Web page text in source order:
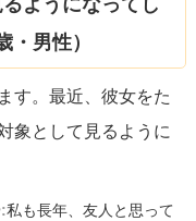
ようになってし
・男性）
す。最近、彼女をた
象として見るように
私も長年、友人と思って